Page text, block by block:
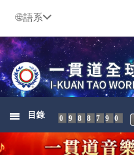
語系
目錄 0988790